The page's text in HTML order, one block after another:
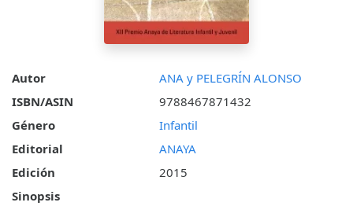
Autor
ANA y PELEGRÍN ALONSO
ISBN/ASIN
9788467871432
Género
Infantil
Editorial
ANAYA
Edición
2015
Sinopsis